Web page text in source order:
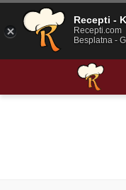
Recepti -
Recepti.com
Besplatna -